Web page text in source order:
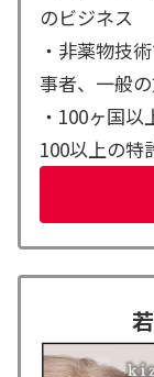
のビジネス
・非薬物技
事者、一般
・100ヶ国以
100以上の特